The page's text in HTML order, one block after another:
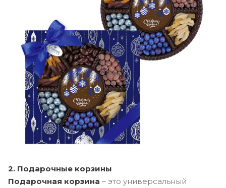
2. Подарочные корзины
Подарочная корзина – это универсальный